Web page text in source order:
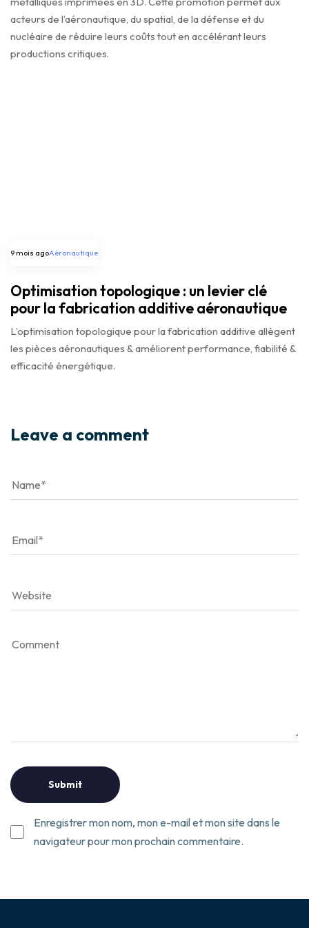
acteurs de l’aéronautique, du spatial, de la défense et du
nucléaire de réduire leurs coûts tout en accélérant leurs
productions critiques.
9 mois agoAéronautique
Optimisation topologique : un levier clé
pour la fabrication additive aéronautique
L’optimisation topologique pour la fabrication additive allègent
les pièces aéronautiques & améliorent performance, fiabilité &
efficacité énergétique.
Leave a comment
Enregistrer mon nom, mon e-mail et mon site dans le
navigateur pour mon prochain commentaire.